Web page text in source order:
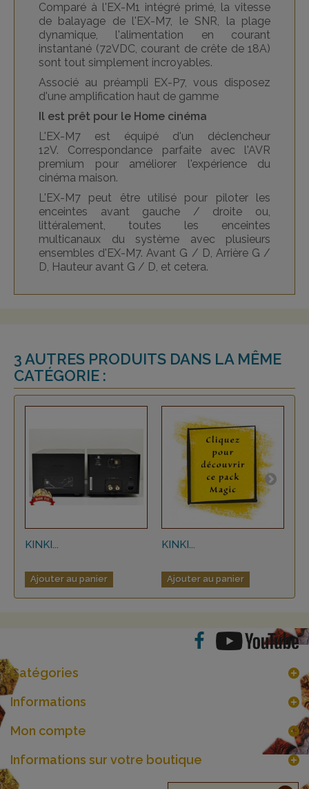
Comparé à l'EX-M1 intégré primé, la vitesse
de balayage de l'EX-M7, le SNR, la plage
dynamique, l'alimentation en courant
instantané (72VDC, courant de crête de 18A)
sont tout simplement incroyables.
Associé au préampli EX-P7, vous disposez
d'une amplification haut de gamme
Il est prêt pour le Home cinéma
L'EX-M7 est équipé d'un déclencheur
12V. Correspondance parfaite avec l'AVR
premium pour améliorer l'expérience du
cinéma maison.
L'EX-M7 peut être utilisé pour piloter les
enceintes avant gauche / droite ou,
littéralement, toutes les enceintes
multicanaux du système avec plusieurs
ensembles d'EX-M7.Avant G / D, Arrière G /
D, Hauteur avant G / D, et cetera.
3 AUTRES PRODUITS DANS LA MÊME
CATÉGORIE :
KINKI...
Ajouter au panier
KINKI...
Ajouter au panier
Catégories
Informations
Mon compte
Informations sur votre boutique